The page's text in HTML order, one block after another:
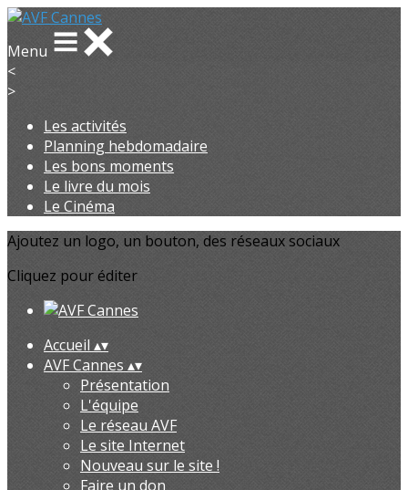
Menu
<
>
Les activités
Planning hebdomadaire
Les bons moments
Le livre du mois
Le Cinéma
Ajoutez un logo, un bouton, des réseaux sociaux
Cliquez pour éditer
Accueil ▴▾
AVF Cannes ▴▾
Présentation
L'équipe
Le réseau AVF
Le site Internet
Nouveau sur le site !
Faire un don